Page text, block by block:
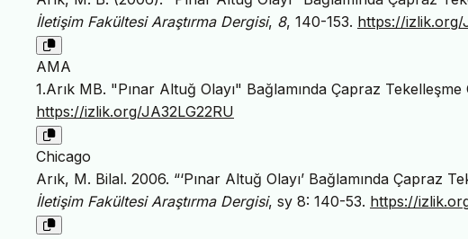
İletişim Fakültesi Araştırma Dergisi, 8, 140-153. https://izlik.org/
AMA
1.Arık MB. "Pınar Altuğ Olayı" Bağlamında Çapraz
https://izlik.org/JA32LG22RU
Chicago
Arık, M. Bilal. 2006. “‘Pınar Altuğ Olayı’ Bağlamında Çapraz
İletişim Fakültesi Araştırma Dergisi, sy 8: 140-53. https://